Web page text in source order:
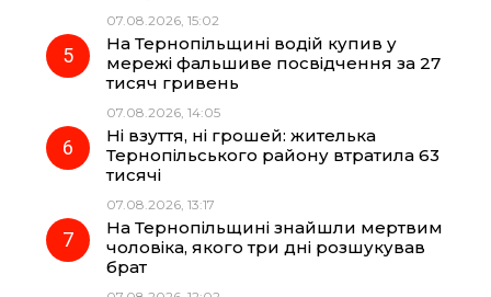
07.08.2026, 15:02
На Тернопільщині водій купив у
мережі фальшиве посвідчення за 27
тисяч гривень
07.08.2026, 14:05
Ні взуття, ні грошей: жителька
Тернопільського району втратила 63
тисячі
07.08.2026, 13:17
На Тернопільщині знайшли мертвим
чоловіка, якого три дні розшукував
брат